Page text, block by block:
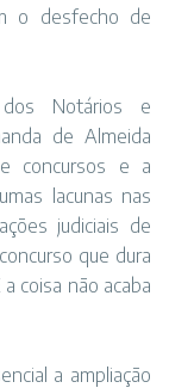
o desfecho de
Notários e
de Almeida
concursos e a
lacunas nas
judiciais de
que dura
coisa não acaba
a ampliação